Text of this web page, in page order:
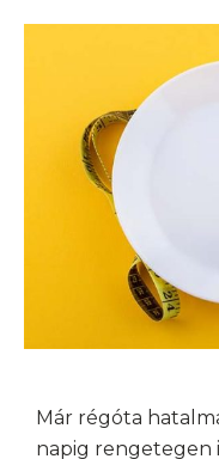
Már régóta
napig rengetegen